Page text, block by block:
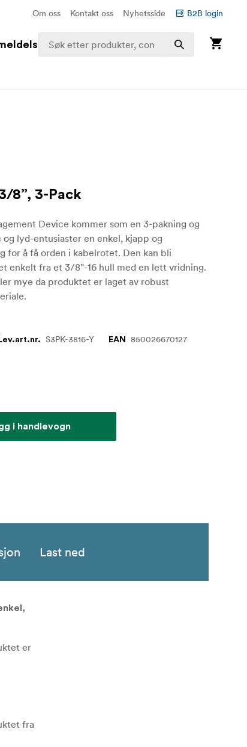
Om oss Kontakt oss Nyhetsside B2B login
8”, 3-Pack
Device kommer som en 3-pakning og
lyd-entusiaster en enkel, kjapp og
for å få orden i kabelrotet. Den kan bli
enkelt fra et 3/8"-16 hull med en lett vridning.
mye da produktet er laget av robust
S3PK-3816-Y EAN 850026670127
i handlevogn
Last ned
er
fra